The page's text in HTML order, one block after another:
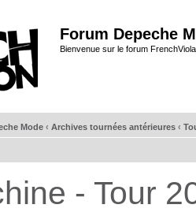
Forum Depeche
Bienvenue sur le forum
Mode ‹ Archives tournées antérieures ‹
- Tour